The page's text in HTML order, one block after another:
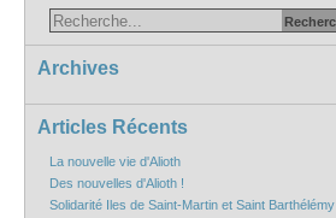
Archives
Articles Récents
La nouvelle vie d'Alioth
Des nouvelles d'Alioth !
Solidarité Iles de Saint-Martin et Saint Barthélémy